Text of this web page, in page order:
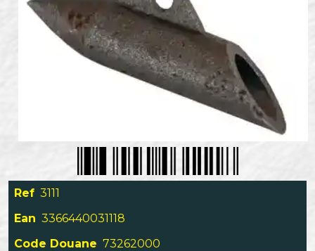
Ref 3111
Ean 3366440031118
Code Douane 73262000